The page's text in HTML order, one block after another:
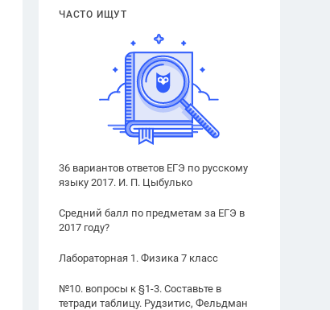
ЧАСТО ИЩУТ
36 вариантов ответов ЕГЭ по русскому
языку 2017. И. П. Цыбулько
Средний балл по предметам за ЕГЭ в
2017 году?
Лабораторная 1. Физика 7 класс
№10. вопросы к §1-3. Составьте в
тетради таблицу. Рудзитис, Фельдман